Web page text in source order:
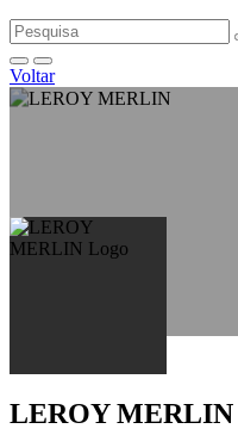
Voltar
LEROY MERLIN